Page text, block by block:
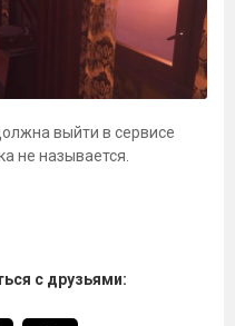
выйти в сервисе
не называется.
с друзьями: